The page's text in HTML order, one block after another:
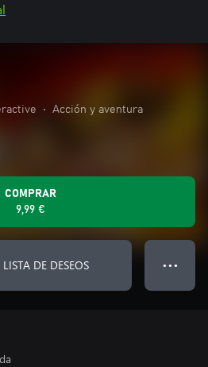
• Acción y aventura
COMPRAR
9,99 €
DE DESEOS ● ● ●